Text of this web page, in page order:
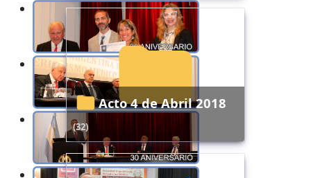
Acto 4 de Abril 2018
(32)